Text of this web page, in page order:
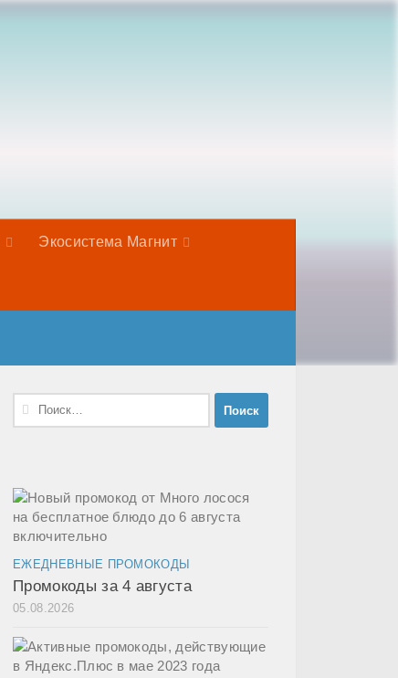
Экосистема Магнит
Найти:
ЕЖЕДНЕВНЫЕ ПРОМОКОДЫ
Промокоды за 4 августа
05.08.2026